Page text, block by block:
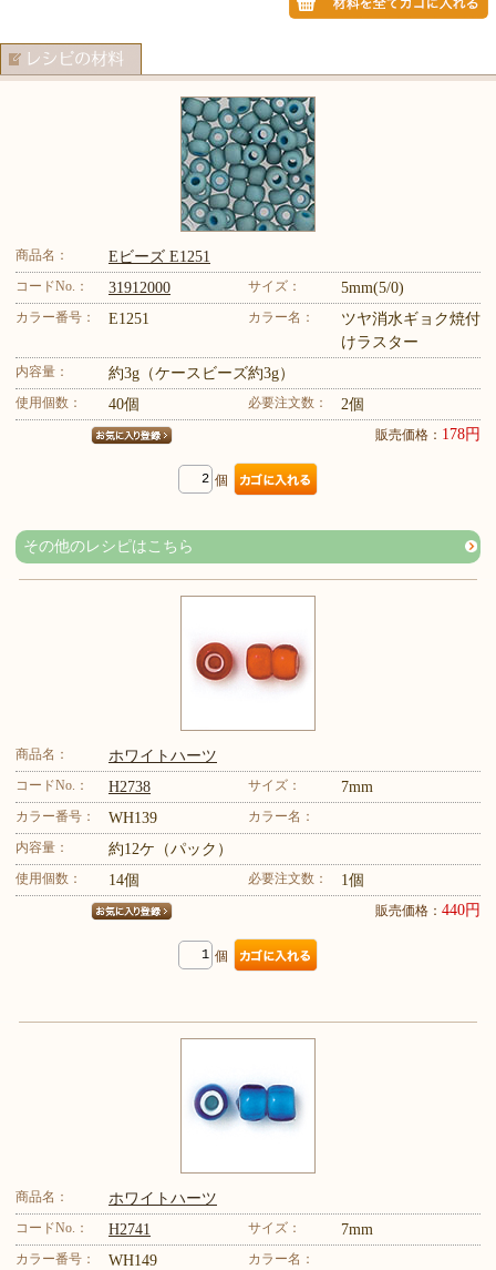
商品名： Eビーズ E1251
コードNo.： 31912000 サイズ： 5mm(5/0)
カラー番号： E1251 カラー名：
ツヤ消水ギョク焼付
けラスター
内容量： 約3g（ケースビーズ約3g）
使用個数： 40個 必要注文数： 2個
販売価格： 178円
個
その他のレシピはこちら
商品名： ホワイトハーツ
コードNo.： H2738 サイズ： 7mm
カラー番号： WH139
カラー名：
内容量：
約12ケ（パック）
使用個数： 14個 必要注文数： 1個
販売価格： 440円
個
商品名： ホワイトハーツ
コードNo.： H2741 サイズ： 7mm
カラー番号： WH149
カラー名：